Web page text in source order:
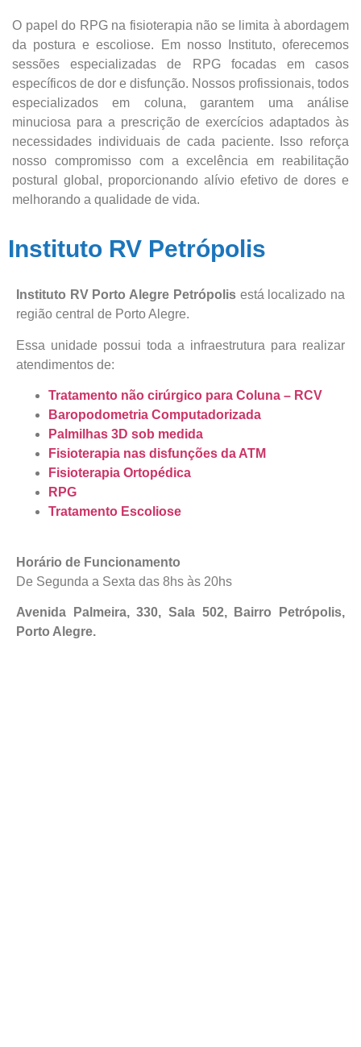
O papel do RPG na fisioterapia não se limita à abordagem
da postura e escoliose. Em nosso Instituto, oferecemos
sessões especializadas de RPG focadas em casos
específicos de dor e disfunção. Nossos profissionais, todos
especializados em coluna, garantem uma análise
minuciosa para a prescrição de exercícios adaptados às
necessidades individuais de cada paciente. Isso reforça
nosso compromisso com a excelência em reabilitação
postural global, proporcionando alívio efetivo de dores e
melhorando a qualidade de vida.
Instituto RV Petrópolis
Instituto RV Porto Alegre Petrópolisestá localizado na
região central de Porto Alegre.
Essa unidade possui toda a infraestrutura para realizar
atendimentos de:
Tratamento não cirúrgico para Coluna – RCV
Baropodometria Computadorizada
Palmilhas 3D sob medida
Fisioterapia nas disfunções da ATM
Fisioterapia Ortopédica
RPG
Tratamento Escoliose
Horário de Funcionamento
De Segunda a Sexta das 8hs às 20hs
Avenida Palmeira, 330, Sala 502, Bairro Petrópolis,
Porto Alegre.